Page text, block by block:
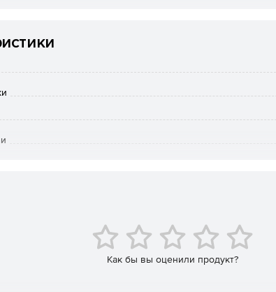
создание типичных блоков кода на базе
шаблонов кода для ускорения процесса его генерации.
пометок рядом с определенной областью кода для
Как бы вы оценили продукт?